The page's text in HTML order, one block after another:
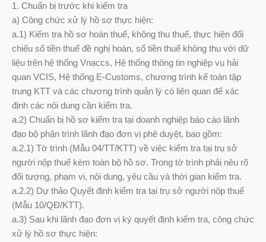
1. Chuẩn bị trước khi kiểm tra
a) Công chức xử lý hồ sơ thực hiện:
a.1) Kiểm tra hồ sơ hoàn thuế, không thu thuế, thực hiện đối
chiếu số tiền thuế đề nghị hoàn, số tiền thuế không thu với dữ
liệu trên hệ thống Vnaccs, Hệ thống thông tin nghiệp vụ hải
quan VCIS, Hệ thống E-Customs, chương trình kế toán tập
trung KTT và các chương trình quản lý có liên quan để xác
định các nội dung cần kiểm tra.
a.2) Chuẩn bị hồ sơ kiểm tra tại doanh nghiệp báo cáo lãnh
đạo bộ phận trình lãnh đạo đơn vị phê duyệt, bao gồm:
a.2.1) Tờ trình (Mẫu 04/TT/KTT) về việc kiểm tra tại trụ sở
người nộp thuế kèm toàn bộ hồ sơ. Trong tờ trình phải nêu rõ
đối tượng, phạm vi, nội dung, yêu cầu và thời gian kiểm tra.
a.2.2) Dự thảo Quyết định kiểm tra tại trụ sở người nộp thuế
(Mẫu 10/QĐ/KTT).
a.3) Sau khi lãnh đạo đơn vị ký quyết định kiểm tra, công chức
xử lý hồ sơ thực hiện: